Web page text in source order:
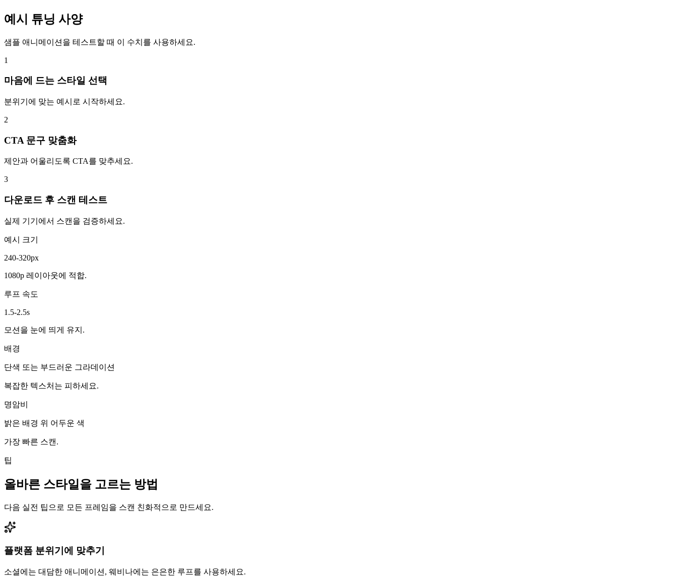
예시 튜닝 사양
샘플 애니메이션을 테스트할 때 이 수치를 사용하세요.
1
마음에 드는 스타일 선택
분위기에 맞는 예시로 시작하세요.
2
CTA 문구 맞춤화
제안과 어울리도록 CTA를 맞추세요.
3
다운로드 후 스캔 테스트
실제 기기에서 스캔을 검증하세요.
예시 크기
240-320px
1080p 레이아웃에 적합.
루프 속도
1.5-2.5s
모션을 눈에 띄게 유지.
배경
단색 또는 부드러운 그라데이션
복잡한 텍스처는 피하세요.
명암비
밝은 배경 위 어두운 색
가장 빠른 스캔.
팁
올바른 스타일을 고르는 방법
다음 실전 팁으로 모든 프레임을 스캔 친화적으로 만드세요.
플랫폼 분위기에 맞추기
소셜에는 대담한 애니메이션, 웨비나에는 은은한 루프를 사용하세요.